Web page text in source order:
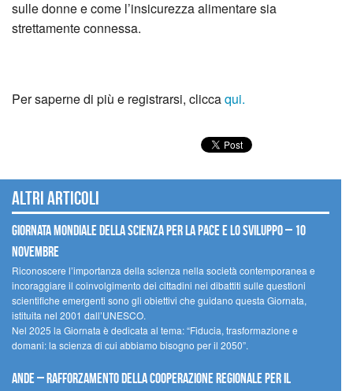
sulle donne e come l’insicurezza alimentare sia
strettamente connessa.
Per saperne di più e registrarsi, cliccaqui.
Altri articoli
Giornata mondiale della scienza per la pace e lo sviluppo – 10
novembre
Riconoscere l’importanza della scienza nella società contemporanea e
incoraggiare il coinvolgimento dei cittadini nei dibattiti sulle questioni
scientifiche emergenti sono gli obiettivi che guidano questa Giornata,
istituita nel 2001 dall’UNESCO.
Nel 2025 la Giornata è dedicata al tema: “Fiducia, trasformazione e
domani: la scienza di cui abbiamo bisogno per il 2050”.
Ande – Rafforzamento della cooperazione regionale per il